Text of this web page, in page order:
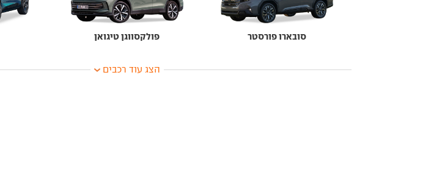
סובארו פורסטר פולקסווגן טיגואן
הצג עוד רכבים